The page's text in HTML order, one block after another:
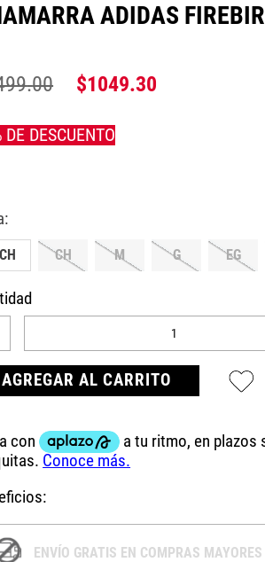
ADIDAS
$1049.30
.00
CH M G EG
AGREGAR AL CARRITO
ENVÍO GRATIS EN COMPRAS